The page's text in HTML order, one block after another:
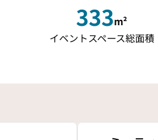
333m²
m²
イベントスペース総面積